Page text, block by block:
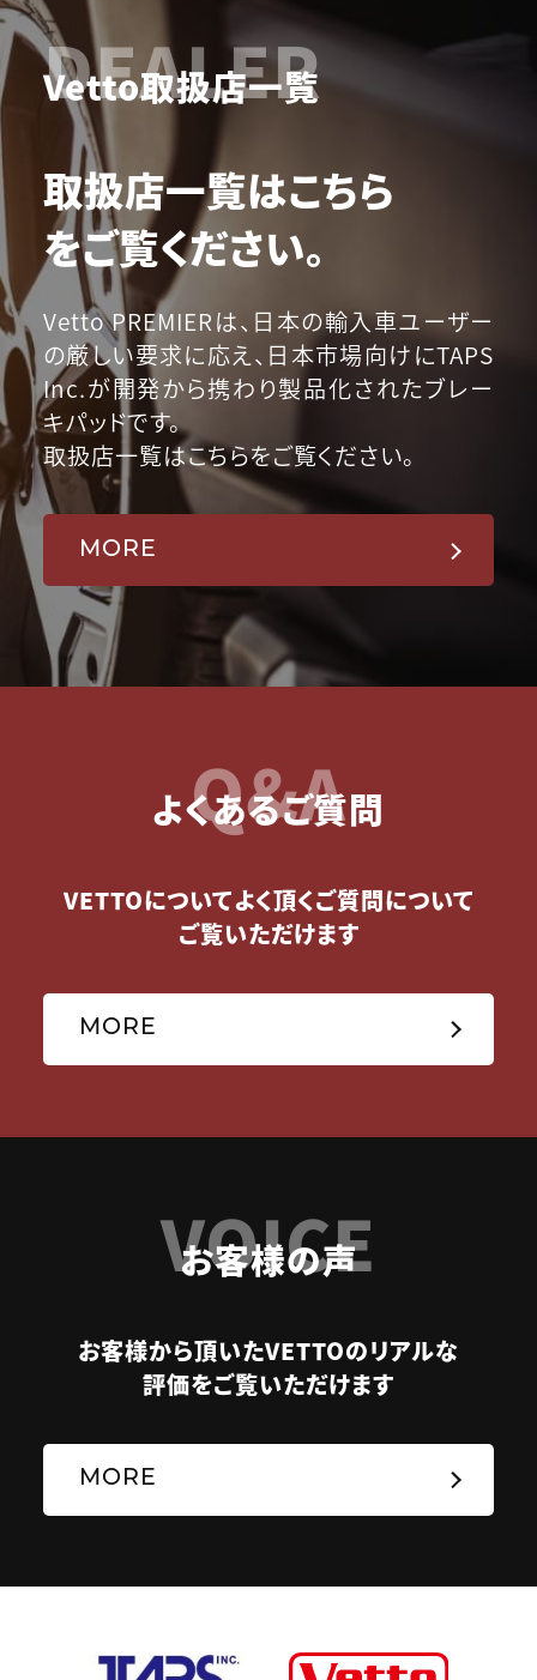
DEALER
Vetto取扱店一覧
取扱店一覧はこちら
をご覧ください。
Vetto PREMIERは、日本の輸入車ユーザー
の厳しい要求に応え、日本市場向けにTAPS
Inc.が開発から携わり製品化されたブレー
キパッドです。
取扱店一覧はこちらをご覧ください。
MORE
Q&A
よくあるご質問
VETTOについてよく頂くご質問について
ご覧いただけます
MORE
VOICE
お客様の声
お客様から頂いたVETTOのリアルな
評価をご覧いただけます
MORE